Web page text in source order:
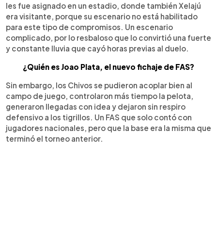
les fue asignado en un estadio, donde también Xelajú
era visitante, porque su escenario no está habilitado
para este tipo de compromisos. Un escenario
complicado, por lo resbaloso que lo convirtió una fuerte
y constante lluvia que cayó horas previas al duelo.
¿Quién es Joao Plata, el nuevo fichaje de FAS?
Sin embargo, los Chivos se pudieron acoplar bien al
campo de juego, controlaron más tiempo la pelota,
generaron llegadas con idea y dejaron sin respiro
defensivo a los tigrillos. Un FAS que solo contó con
jugadores nacionales, pero que la base era la misma que
terminó el torneo anterior.